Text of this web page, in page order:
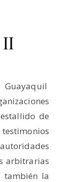
de
arbitrarias
también la